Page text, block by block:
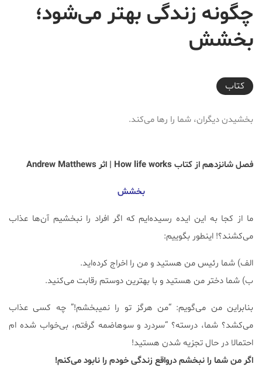
چگونه زندگی بهتر می‌شود؛
بخشش
2018-05-11T15:44:47+04:30
کتاب
بخشیدن دیگران، شما را رها می‌کند.
فصل شانزدهم از کتاب How life works | اثر Andrew Matthews
بخشش
ما از کجا به این ایده رسیده‌ایم که اگر افراد را نبخشیم آن‌ها عذاب
می‌کشند؟! اینطور بگوییم:
الف) شما رئیس من هستید و من را اخراج کرده‌اید.
ب) شما دختر من هستید و با بهترین دوستم رقابت می‌کنید.
بنابراین من می‌گویم: “من هرگز تو را نمیبخشم!” چه کسی عذاب
می‌کشد؟ شما، درسته؟ “سردرد و سوهاضمه گرفتم، بی‌خواب شده ام
احتمالا در حال تجزیه شدن هستید!
اگر من شما را نبخشم درواقع زندگی خودم را نابود می‌کنم!